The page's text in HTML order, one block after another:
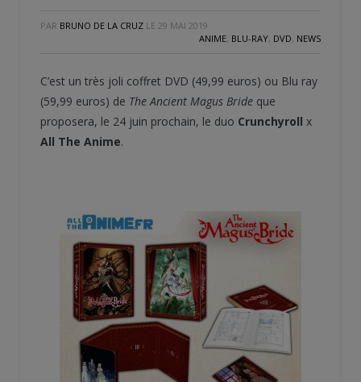
PAR BRUNO DE LA CRUZ LE 29 MAI 2019
ANIME, BLU-RAY, DVD, NEWS
C’est un très joli coffret DVD (49,99 euros) ou Blu ray
(59,99 euros) de The Ancient Magus Bride que
proposera, le 24 juin prochain, le duo Crunchyroll x
All The Anime.